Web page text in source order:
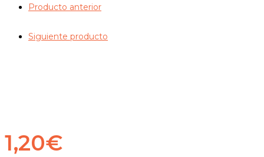
Producto anterior
Siguiente producto
1,20€